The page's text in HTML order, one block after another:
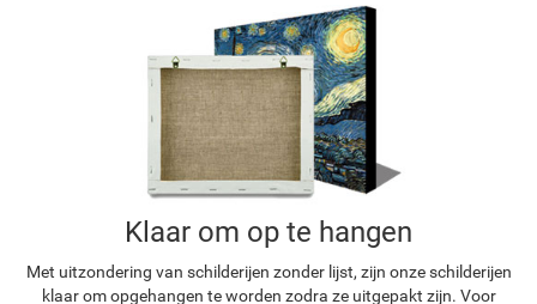
Klaar om op te hangen
Met uitzondering van schilderijen zonder lijst, zijn onze schilderijen
klaar om opgehangen te worden zodra ze uitgepakt zijn. Voor